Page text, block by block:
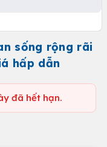
sống rộng rãi
hấp dẫn
đã hết hạn.